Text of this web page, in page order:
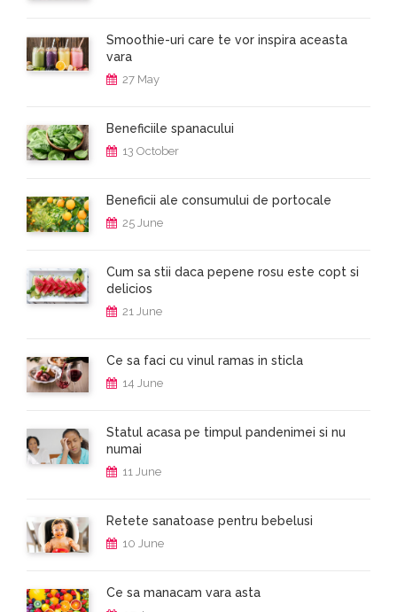
Smoothie-uri care te vor inspira aceasta
vara
27 May
Beneficiile spanacului
13 October
Beneficii ale consumului de portocale
25 June
Cum sa stii daca pepene rosu este copt si
delicios
21 June
Ce sa faci cu vinul ramas in sticla
14 June
Statul acasa pe timpul pandenimei si nu
numai
11 June
Retete sanatoase pentru bebelusi
10 June
Ce sa manacam vara asta